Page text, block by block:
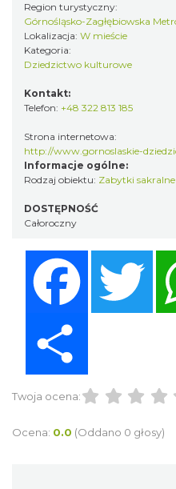
Region turystyczny:
Górnośląsko-Zagłębiowska
Lokalizacja: W mieście
Kategoria:
Dziedzictwo kulturowe
Kontakt:
Telefon: +48 322 813 185
Strona internetowa:
http://www.gornoslaskie-
Informacje ogólne:
Rodzaj obiektu: Zabytki sakralne
DOSTĘPNOŚĆ
Całoroczny
Twoja ocena:
Ocena: 0.0 (Oddano 0 głosy)